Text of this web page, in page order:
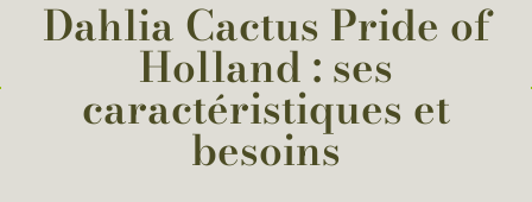
Dahlia Cactus Pride of
Holland : ses
caractéristiques et
besoins